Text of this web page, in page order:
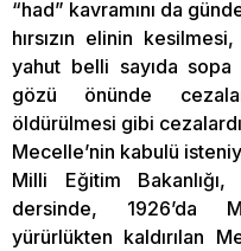
“had” kavramını da
hırsızın elinin
yahut belli sayıda
gözü önünde
öldürülmesi gibi
Mecelle’nin kabulü
Milli Eğitim
dersinde, 1926’da
yürürlükten kaldırılan